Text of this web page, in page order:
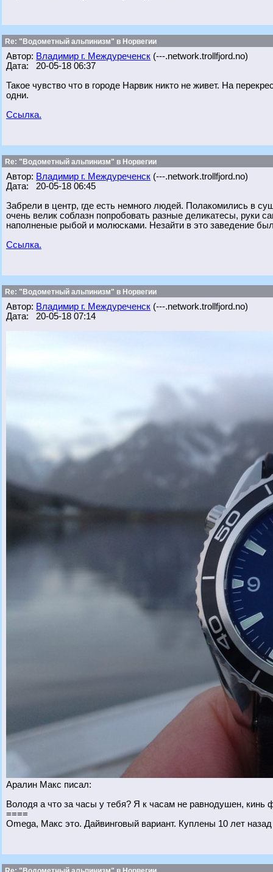
Re: "Водометный альпинизм" в Норвегии
Автор: Владимир г. Междуреченск (---.network.trollfjord.no)
Дата: 20-05-18 06:37
Такое чувство что в городе Нарвик никто не живет. На
одни.
Ссылка.
Re: "Водометный альпинизм" в Норвегии
Автор: Владимир г. Междуреченск (---.network.trollfjord.no)
Дата: 20-05-18 06:45
Забрели в центр, где есть немного людей. Полакомились в
очень велик соблазн попробовать разные деликатесы, руки
наполненые рыбой и молюсками. Незайти в это заведение
Ссылка.
Re: "Водометный альпинизм" в Норвегии
Автор: Владимир г. Междуреченск (---.network.trollfjord.no)
Дата: 20-05-18 07:14
Аралин Макс писал:
Володя а что за часы у тебя? Я к часам не равнодушен, кинь
====
Omega, Макс это. Дайвинговый вариант. Куплены 10 лет